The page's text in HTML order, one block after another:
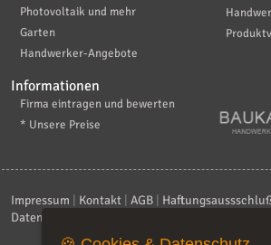
Photovoltaik und mehr
Garten
Handwerker-Angebote
Informationen
Firma eintragen und bewerten
* Unsere Preise
Impressum Kontakt AGB
Datenschutzerklärung